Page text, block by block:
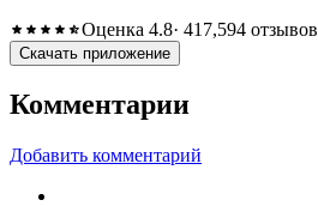
Оценка 4.8· 417,594 отзывов
Скачать приложение
Комментарии
Добавить комментарий